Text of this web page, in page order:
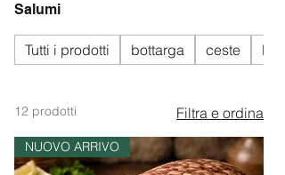
Salumi
Tutti i prodotti bottarga ceste
12 prodotti Filtra e ordina
NUOVO ARRIVO